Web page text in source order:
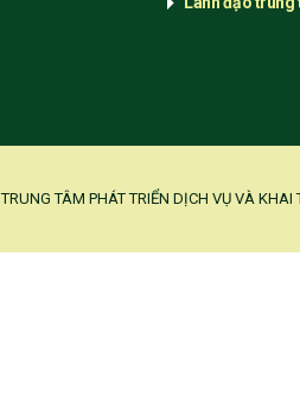
TRUNG TÂM PHÁT TRIỂN DỊCH VỤ VÀ